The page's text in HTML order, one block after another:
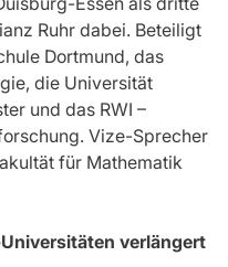
Ruhr dabei. Beteiligt
Dortmund, das
die Universität
und das RWI –
Vize-Sprecher
für Mathematik
verlängert